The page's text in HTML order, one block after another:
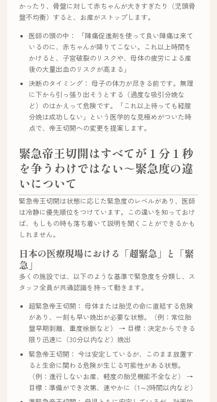
かったり、骨盤に対して赤ちゃんが大きすぎたり（児頭骨
盤不均衡）すると、お産がストップします。
医師の頭の中： 「陣痛促進剤を使って良い陣痛は来て
いるのに、赤ちゃんが降りてこない。これ以上時間を
かけると、子宮破裂のリスクや、母体の疲労による産
後の大量出血のリスクが高まる」
決断のタイミング： 母子の体力が尽きる前です。無理
に下から引っ張り出そうとする（過度な吸引分娩な
ど）のはかえって危険です。「これ以上待っても経腟
分娩は成功しない」という医学的な見極めがついた時
点で、帝王切開への変更を提案します。
緊急帝王切開はすべてが１分１秒
を争うわけではない～緊急度の違
いについて
緊急帝王切開は状態に応じた緊急度のレベルがあり、医師
は冷静に優先順位をつけています。この違いを知っておけ
ば、もしもの時も落ち着いて説明を聞くことができるかも
しれません。
日本の医療現場における「超緊急」と「緊
急」
多くの施設では、以下のような基準で緊急度を分類し、ス
タッフ全員が共通認識を持って動きます。
超緊急帝王切開： 母体または胎児の命に直結する危険
があり、一刻も早い娩出が必要な状態。（例：常位胎
盤早期剥離、重度徐脈など） → 目標：決定からできる
限り迅速に（30分以内など）娩出
緊急帝王切開： 今は安定しているが、このまま放置す
ると生命に関わる危険が生じる可能性がある状態。
（例：進行しないお産、軽度の胎児機能不全など） →
目標：準備ができ次第、速やかに（1～2時間以内など）